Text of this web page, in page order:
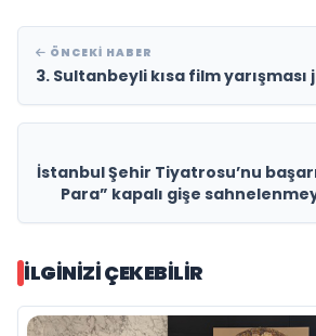
ÖNCEKI HABER
3. Sultanbeyli kısa film
İstanbul Şehir Tiyatrosu’nu
Para” kapalı gişe
İLGINIZI ÇEKEBILIR